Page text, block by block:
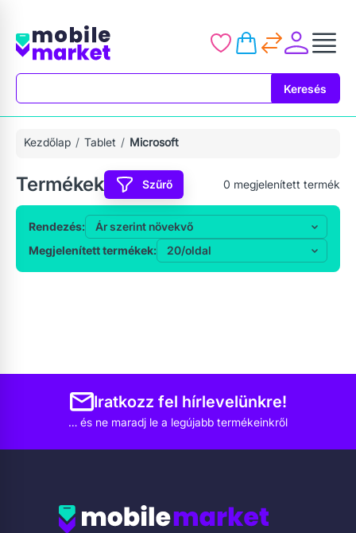
Keresés
Kezdőlap Tablet Microsoft
Termékek Szűrő 0 megjelenített termék
Rendezés:
Megjelenített termékek:
Iratkozz fel hírlevelünkre!
… és ne maradj le a legújabb termékeinkről